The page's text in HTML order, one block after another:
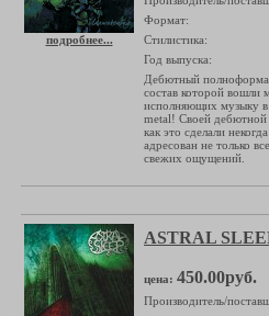
подробнее...
Формат:
Стилистика:
Год выпуска:
Дебютный
состав которой вошли
исполняющих музыку
metal! Своей дебютной
как это сделали
адресован не только
свежих ощущений.
ASTRAL
цена: 450.00руб.
Производитель/